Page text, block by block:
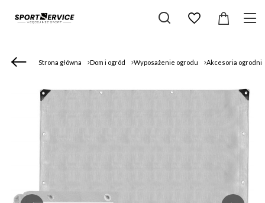
Strona główna Dom i ogród Wyposażenie ogrodu Akcesoria